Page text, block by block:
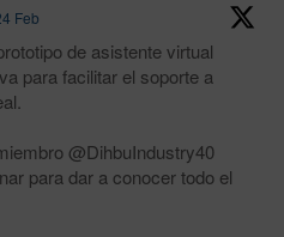
Feb
de asistente virtual
para facilitar el soporte a
@DihbuIndustry40
para dar a conocer todo el